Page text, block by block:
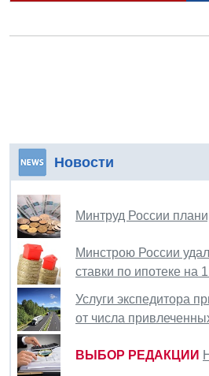
Новости
Минтруд России
Минстрою России
ставки по ипотеке на
Услуги экспедитора
от числа
ВЫБОР РЕДАКЦИИ